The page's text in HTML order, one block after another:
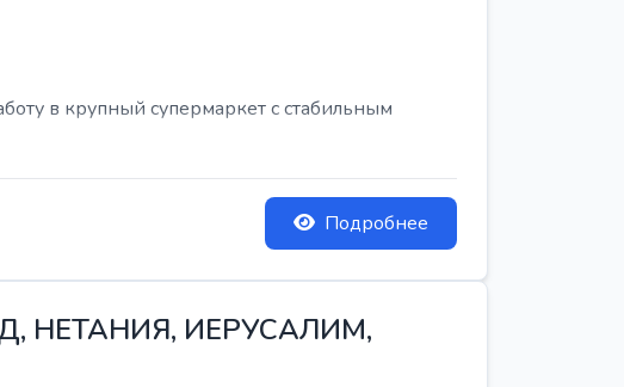
в крупный супермаркет с стабильным
Подробнее
НЕТАНИЯ, ИЕРУСАЛИМ,